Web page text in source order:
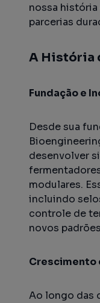
nossa
parcerias
A História
Fundação e
Desde sua
desenvolver
modulares.
incluindo
controle de
novos
Crescimento
Ao longo das